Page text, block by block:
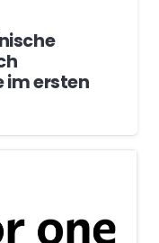
im ersten